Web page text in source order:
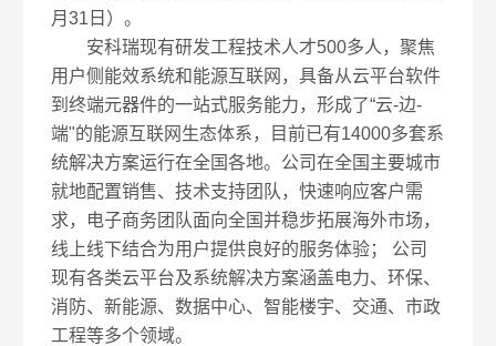
月31日）。
安科瑞现有研发工程技术人才500多人，聚焦
用户侧能效系统和能源互联网，具备从云平台软件
到终端元器件的一站式服务能力，形成了“云-边-
端"的能源互联网生态体系，目前已有14000多套系
统解决方案运行在全国各地。公司在全国主要城市
就地配置销售、技术支持团队，快速响应客户需
求，电子商务团队面向全国并稳步拓展海外市场，
线上线下结合为用户提供良好的服务体验； 公司
现有各类云平台及系统解决方案涵盖电力、环保、
消防、新能源、数据中心、智能楼宇、交通、市政
工程等多个领域。